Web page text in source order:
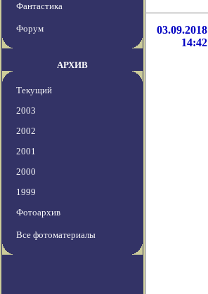
Фантастика
Форум
АРХИВ
Текущий
2003
2002
2001
2000
1999
Фотоархив
Все фотоматериалы
03.09.2018
14:42